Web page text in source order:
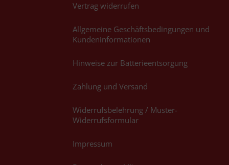
Vertrag widerrufen
Allgemeine Geschäftsbedingungen und
Kundeninformationen
Hinweise zur Batterieentsorgung
Zahlung und Versand
Widerrufsbelehrung / Muster-
Widerrufsformular
Impressum